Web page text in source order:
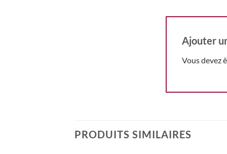
Ajouter
Vous devez
PRODUITS SIMILAIRES